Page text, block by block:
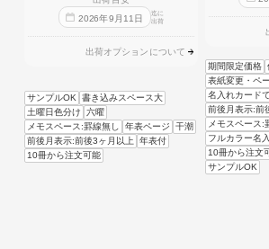
2026年9 月 11 日
迄に
出荷
出荷オプションについて
サンプルOK
書き込みスペース大
土曜日色分け
六曜
メモスペース:罫線無し
年表ページ
干潮
前後月表示:前後3ヶ月以上
年表付
10冊から注文可能
期間限定価格
表紙変更・ペ
名入れカード
前後月表示:前
メモスペース:
フルカラー名
10冊から注文
サンプルOK